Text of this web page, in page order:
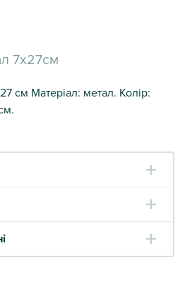
7х27см
см Матеріал: метал. Колір: